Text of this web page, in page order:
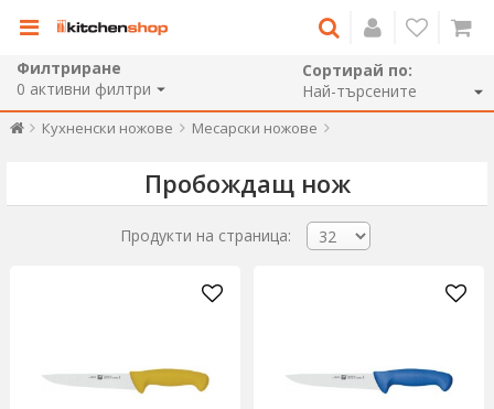
Филтриране
0 активни филтри
Сортирай по:
Кухненски ножове Месарски ножове
Пробождащ нож
Продукти на страница: